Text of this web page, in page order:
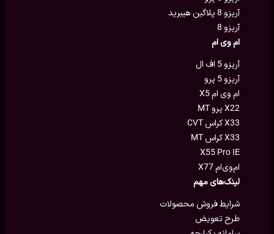
آریزو 8 پلاگین هیبرید
آریزو 8
ام وی ام
آریزو 5 اف ال
آریزو 5 پرو
ام وی ام X5
X22 پرو MT
X33 کراس CVT
X33 کراس MT
X55 Pro IE
ام‌وی‌ام X77
لینک‌های مهم
شرایط فروش محصولات
طرح تعویض